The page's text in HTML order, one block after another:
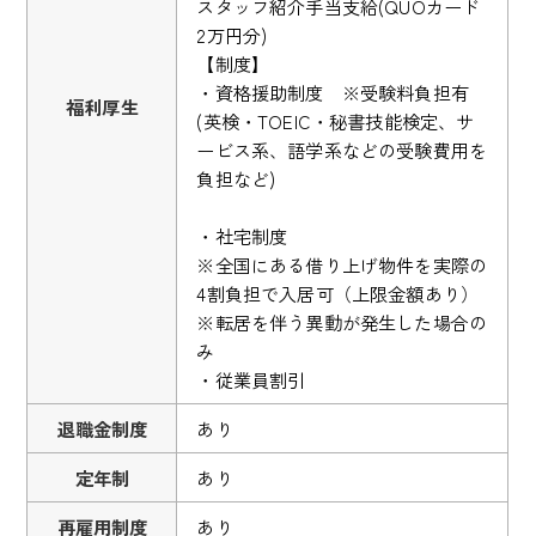
福利厚生
スタッフ紹介手当支給(QUOカード
2万円分)
【制度】
・資格援助制度 ※受験料負担有
(英検・TOEIC・秘書技能検定、サ
ービス系、語学系などの受験費用を
負担など)
・社宅制度
※全国にある借り上げ物件を実際の
4割負担で入居可（上限金額あり）
※転居を伴う異動が発生した場合の
み
・従業員割引
退職金制度
あり
定年制
あり
再雇用制度
あり